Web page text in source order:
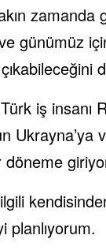
zamanda
günümüz
iş insanı
Ukrayna’ya
planlıyorum.